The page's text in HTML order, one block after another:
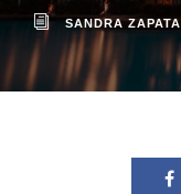
SANDRA ZAPATA